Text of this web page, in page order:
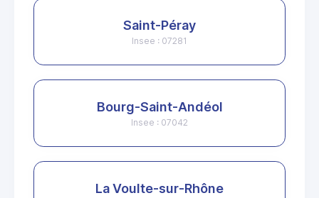
Saint-Péray
Insee : 07281
Bourg-Saint-Andéol
Insee : 07042
La Voulte-sur-Rhône